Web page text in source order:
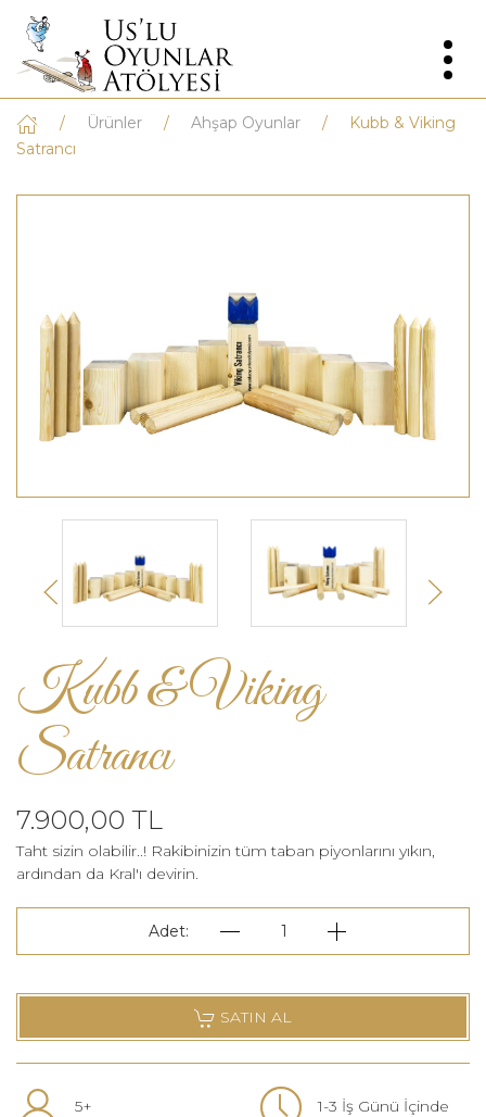
Ürünler Ahşap Oyunlar
Kubb & Viking
Satrancı
Kubb & Viking
Satrancı
7.900,00 TL
Taht sizin olabilir..! Rakibinizin tüm taban piyonlarını yıkın,
ardından da Kral'ı devirin.
Adet: 1
SATIN AL
5+
1-3 İş Günü İçinde